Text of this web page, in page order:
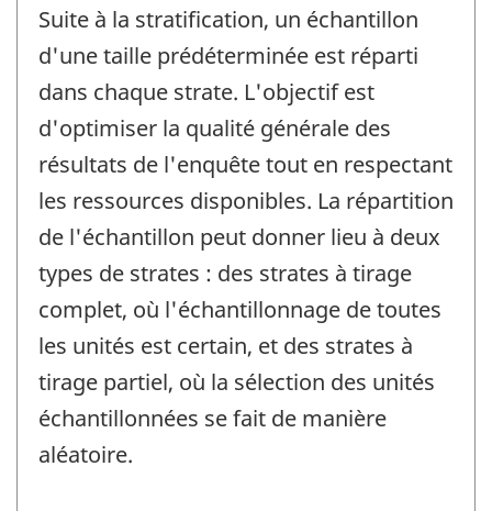
Suite à la stratification, un échantillon
d'une taille prédéterminée est réparti
dans chaque strate. L'objectif est
d'optimiser la qualité générale des
résultats de l'enquête tout en respectant
les ressources disponibles. La répartition
de l'échantillon peut donner lieu à deux
types de strates : des strates à tirage
complet, où l'échantillonnage de toutes
les unités est certain, et des strates à
tirage partiel, où la sélection des unités
échantillonnées se fait de manière
aléatoire.